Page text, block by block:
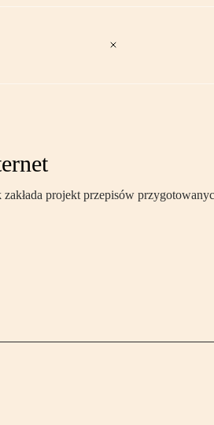
projekt przepisów